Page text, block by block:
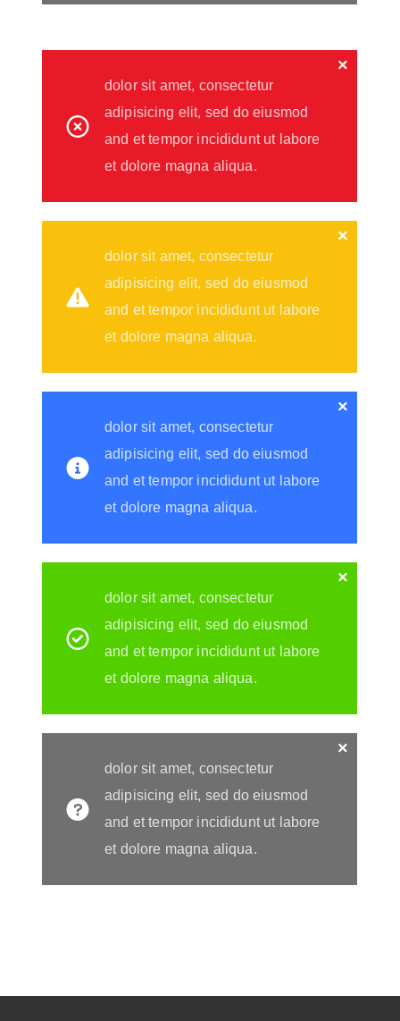
×
dolor sit amet, consectetur
adipisicing elit, sed do eiusmod
and et tempor incididunt ut labore
et dolore magna aliqua.
×
dolor sit amet, consectetur
adipisicing elit, sed do eiusmod
and et tempor incididunt ut labore
et dolore magna aliqua.
×
dolor sit amet, consectetur
adipisicing elit, sed do eiusmod
and et tempor incididunt ut labore
et dolore magna aliqua.
×
dolor sit amet, consectetur
adipisicing elit, sed do eiusmod
and et tempor incididunt ut labore
et dolore magna aliqua.
×
dolor sit amet, consectetur
adipisicing elit, sed do eiusmod
and et tempor incididunt ut labore
et dolore magna aliqua.